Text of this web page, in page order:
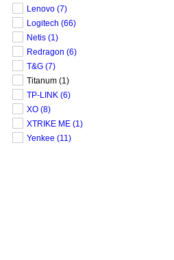
Lenovo (7)
Logitech (66)
Netis (1)
Redragon (6)
T&G (7)
Titanum (1)
TP-LINK (6)
XO (8)
XTRIKE ME (1)
Yenkee (11)